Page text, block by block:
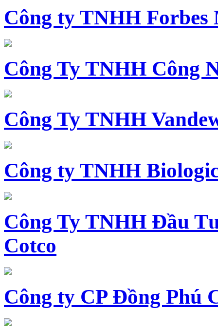
Công ty TNHH
Công Ty TNHH Công
Công Ty TNHH
Công ty TNHH
Công Ty TNHH Đầu
Cotco
Công ty CP Đồng Phú